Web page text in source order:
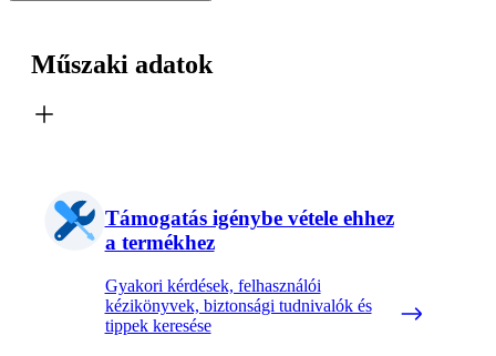
Műszaki adatok
Támogatás igénybe vétele ehhez
a termékhez
Gyakori kérdések, felhasználói
kézikönyvek, biztonsági tudnivalók és
tippek keresése